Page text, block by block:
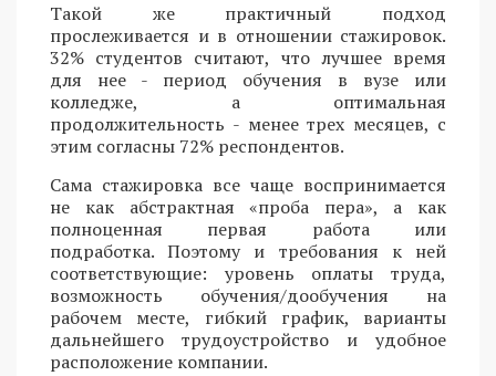
Такой же практичный подход
прослеживается и в отношении стажировок.
32% студентов считают, что лучшее время
для нее - период обучения в вузе или
колледже, а оптимальная
продолжительность - менее трех месяцев, с
этим согласны 72% респондентов.
Сама стажировка все чаще воспринимается
не как абстрактная «проба пера», а как
полноценная первая работа или
подработка. Поэтому и требования к ней
соответствующие: уровень оплаты труда,
возможность обучения/дообучения на
рабочем месте, гибкий график, варианты
дальнейшего трудоустройство и удобное
расположение компании.